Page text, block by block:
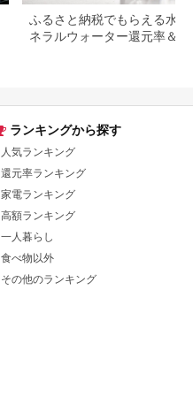
ふるさと納税でもらえる水・
ネラルウォーター還元率＆レ
ランキングから探す
人気ランキング
還元率ランキング
家電ランキング
高額ランキング
一人暮らし
食べ物以外
その他のランキング